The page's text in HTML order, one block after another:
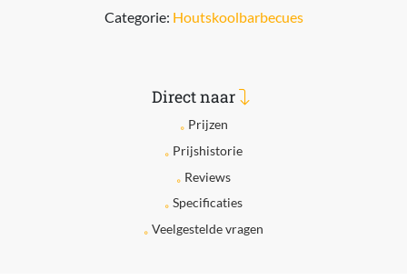
Categorie: Houtskoolbarbecues
Direct naar
Prijzen
Prijshistorie
Reviews
Specificaties
Veelgestelde vragen